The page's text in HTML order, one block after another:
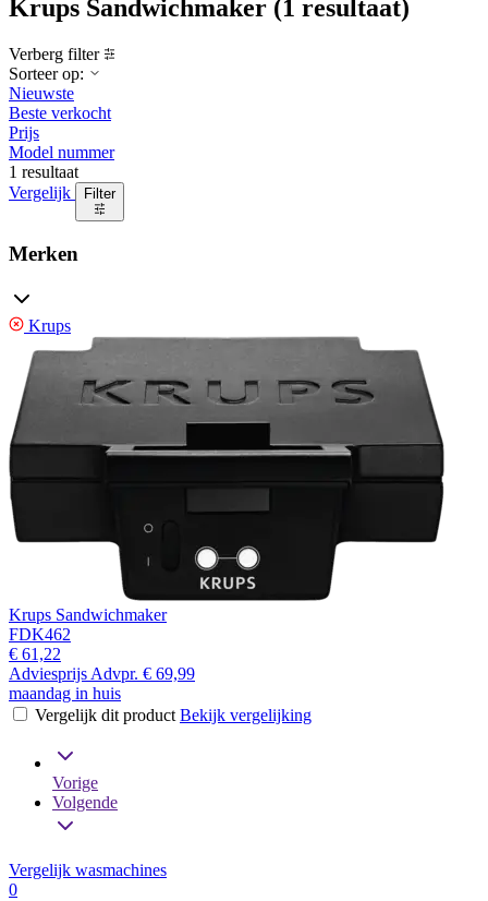
Krups Sandwichmaker (1 resultaat)
Verberg filter
Sorteer op:
Nieuwste
Beste verkocht
Prijs
Model nummer
1 resultaat
Vergelijk
Filter
Merken
Krups
Krups Sandwichmaker
FDK462
€ 61,22
Adviesprijs Advpr. € 69,99
maandag in huis
Vergelijk dit product Bekijk vergelijking
Vorige
Volgende
Vergelijk wasmachines
0